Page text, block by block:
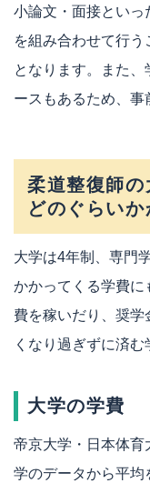
小論文・面接といっ
を組み合わせて行
となります。また
ースもあるため、事
柔道整復師
どのぐらいか
大学は4年制、専門
かかってくる学費に
費を稼いだり、奨学
くなり過ぎずに済む
大学の学費
帝京大学・日本体育
学のデータから平均